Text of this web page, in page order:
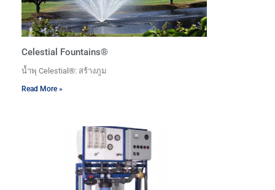
Celestial Fountains®
น้ำพุ Celestial®: สร้างภูม
Read More »